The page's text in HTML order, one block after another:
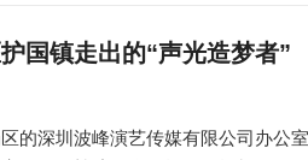
国镇走出的“声光造梦者”
的深圳波峰演艺传媒有限公司办公